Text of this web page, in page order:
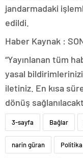
jandarmadaki
edildi.
Haber Kaynak :
“Yayınlanan tüm
yasal
iletiniz. En kısa
dönüş
3-sayfa Bağlar
narin güran Politika